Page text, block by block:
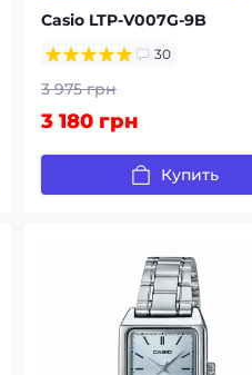
Casio LTP-V007G-9B
30
3 975 грн
3 180 грн
Купить